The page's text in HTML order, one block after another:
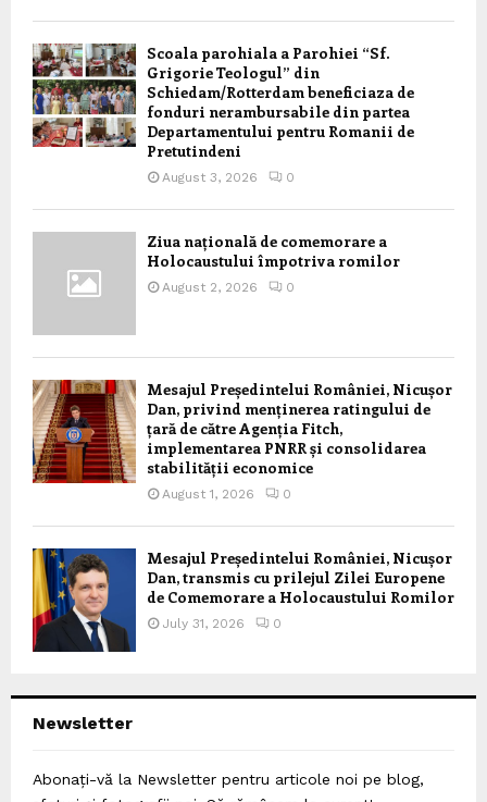
Scoala parohiala a Parohiei “Sf.
Grigorie Teologul” din
Schiedam/Rotterdam beneficiaza de
fonduri nerambursabile din partea
Departamentului pentru Romanii de
Pretutindeni
August 3, 2026 0
Ziua națională de comemorare a
Holocaustului împotriva romilor
August 2, 2026 0
Mesajul Președintelui României, Nicușor
Dan, privind menținerea ratingului de
țară de către Agenția Fitch,
implementarea PNRR și consolidarea
stabilității economice
August 1, 2026 0
Mesajul Președintelui României, Nicușor
Dan, transmis cu prilejul Zilei Europene
de Comemorare a Holocaustului Romilor
July 31, 2026 0
Newsletter
Abonați-vă la Newsletter pentru articole noi pe blog,